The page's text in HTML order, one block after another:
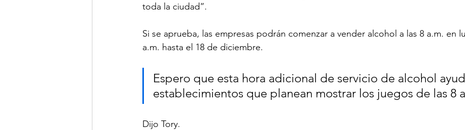
toda la ciudad”.
Si se aprueba, las empresas podrán comenzar a vender alcohol a las 8 a.m. en
a.m. hasta el 18 de diciembre.
Espero que esta hora adicional de servicio de alcohol
establecimientos que planean mostrar los juegos de las 8
Dijo Tory.